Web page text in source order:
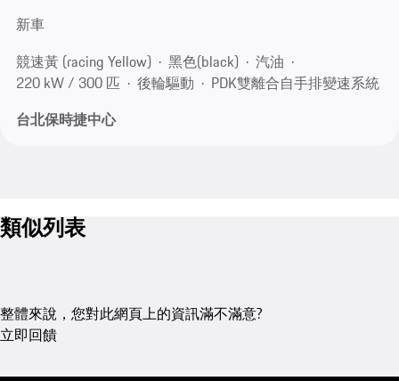
新車
競速黃 (racing Yellow)
黑色(black)
汽油
220 kW / 300 匹
後輪驅動
PDK雙離合自手排變速系統
台北保時捷中心
類似列表
整體來說，您對此網頁上的資訊滿不滿意?
立即回饋